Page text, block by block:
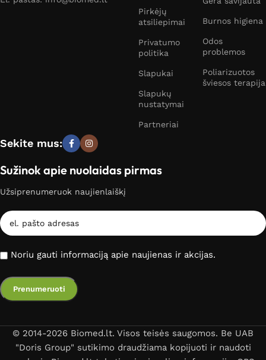
Pirkėjų
atsiliepimai
Privatumo
politika
Slapukai
Slapukų
nustatymai
Partneriai
Burnos higiena
Odos
problemos
Poliarizuotos
šviesos terapija
Sekite mus:
Sužinok apie nuolaidas pirmas
Užsiprenumeruok naujienlaiškį
Noriu gauti informaciją apie naujienas ir akcijas.
© 2014-2026 Biomed.lt. Visos teisės saugomos. Be UAB
"Doris Group" sutikimo draudžiama kopijuoti ir naudoti